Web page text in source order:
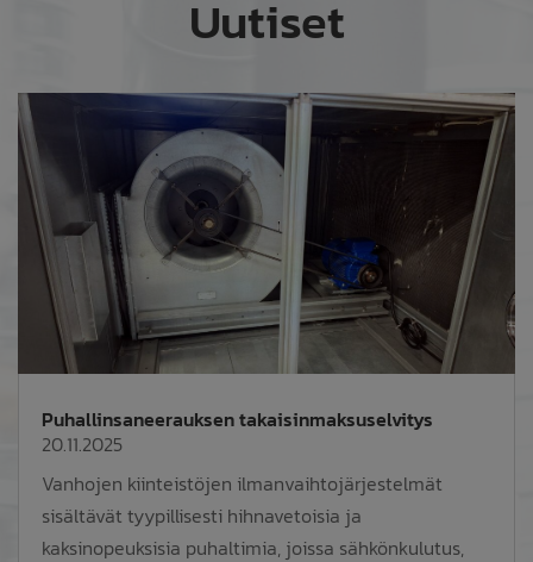
Uutiset
Puhallinsaneerauksen takaisinmaksuselvitys
20.11.2025
Vanhojen kiinteistöjen ilmanvaihtojärjestelmät
sisältävät tyypillisesti hihnavetoisia ja
kaksinopeuksisia puhaltimia, joissa sähkönkulutus,